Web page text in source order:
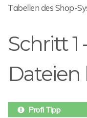
Tabellen des Shop-
Schritt 1
Dateien